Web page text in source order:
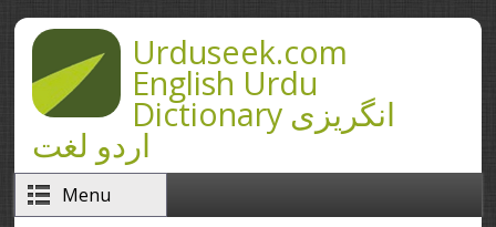
Skip to main contentUrduseek.com
English Urdu
Dictionary انگریزی
اردو لغت
Menu